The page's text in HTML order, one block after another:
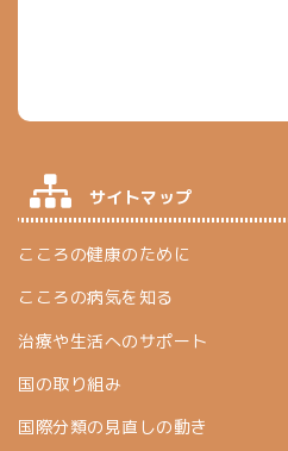
サイトマップ
こころの健康のために
こころの病気を知る
治療や生活へのサポート
国の取り組み
国際分類の見直しの動き